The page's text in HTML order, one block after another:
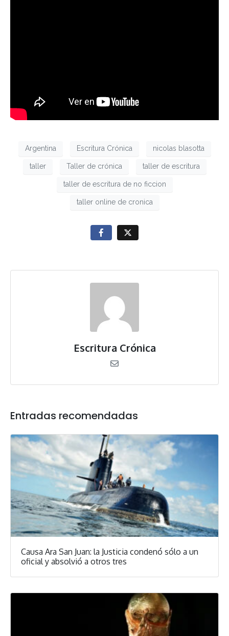
Argentina Escritura Crónica nicolas blasotta
taller Taller de crónica taller de escritura
taller de escritura de no ficcion
taller online de cronica
Escritura Crónica
Entradas recomendadas
Causa Ara San Juan: la Justicia condenó sólo a un
oficial y absolvió a otros tres